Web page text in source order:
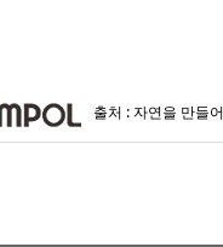
출처 : 자연을 만들